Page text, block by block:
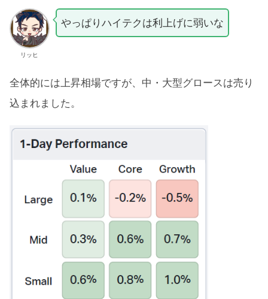
リッヒ
やっぱりハイテクは利上げに弱いな
全体的には上昇相場ですが、中・大型グロースは売り
込まれました。